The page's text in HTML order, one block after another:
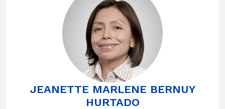
JEANETTE MARLENE BERNUY
HURTADO